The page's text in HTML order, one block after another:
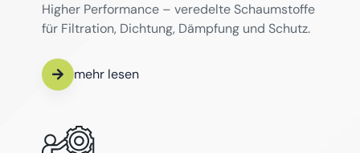
Higher Performance – veredelte Schaumstoffe
für Filtration, Dichtung, Dämpfung und Schutz.
mehr lesen